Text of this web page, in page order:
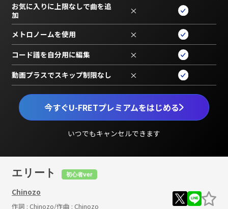
今すぐU-FRETプレミアムをはじめる
いつでもキャンセルできます
お気に入りに上限なしで曲を追
加
×
メトロノームを使用 ×
コード譜を自分用に編集 ×
動画プラスでスキップ制限なし ×
エリート 初心者ver
Chinozo
作詞 : Chinozo/作曲 : Chinozo